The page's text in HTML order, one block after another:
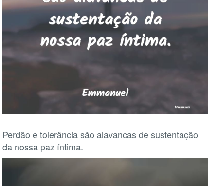
Perdão e tolerância são alavancas de sustentação
da nossa paz íntima.